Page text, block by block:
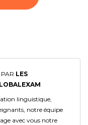
LES
linguistique,
notre équipe
avec vous notre